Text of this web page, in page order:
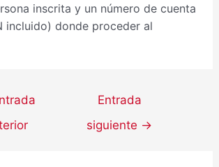
inscrita y un número de cuenta
incluido) donde proceder al
Entrada
siguiente →